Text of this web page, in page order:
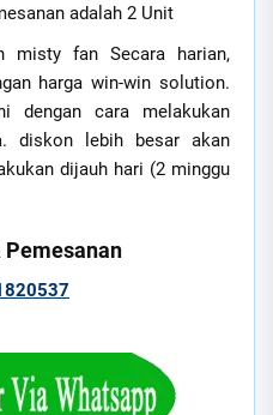
adalah 2 Unit
misty fan Secara harian,
harga win-win solution.
dengan cara melakukan
diskon lebih besar akan
dijauh hari (2 minggu
Pemesanan